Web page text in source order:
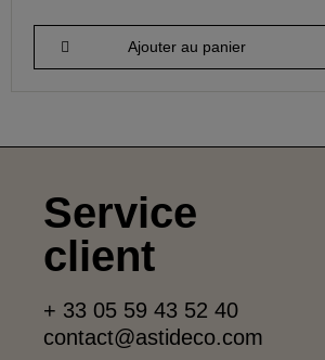
Ajouter au panier
Service
client
+ 33 05 59 43 52 40
contact@astideco.com